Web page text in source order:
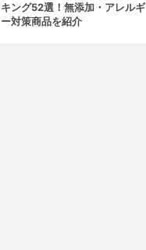
キング52選！無添加・アレルギ
ー対策商品を紹介